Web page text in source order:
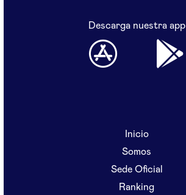
Descarga nuestra app
Inicio
Somos
Sede Oficial
Ranking